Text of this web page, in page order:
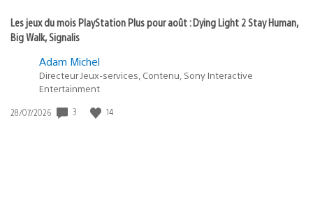
Les jeux du mois PlayStation Plus pour août : Dying Light 2 Stay Human,
Big Walk, Signalis
Adam Michel
Directeur Jeux-services, Contenu, Sony Interactive
Entertainment
Date
28/07/2026 3 14